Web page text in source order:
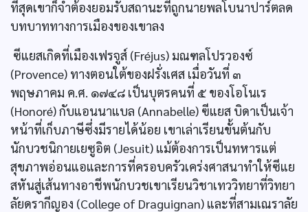
ที่สุดเขาก็จำต้องยอมรับสถานะที่ถูกนายพลโบนาปาร์ตลด
บทบาททางการเมืองของเขาลง
ซีแยสเกิดที่เมืองเฟรจูส์ (Fréjus) มณฑลโปรวองซ์
(Provence) ทางตอนใต้ของฝรั่งเศส เมื่อวันที่ ๓
พฤษภาคม ค.ศ. ๑๗๔๘ เป็นบุตรคนที่ ๕ ของโอโนเร
(Honoré) กับแอนนาแบล (Annabelle) ฃีแยส บิดาเป็นเจ้า
หน้าที่เก็บภาษีซึ่งมีรายได้น้อย เขาเล่าเรียนขั้นต้นกับ
นักบวชนิกายเยซูอิต (Jesuit) แม้ต้องการเป็นทหารแต่
สุขภาพอ่อนแอและการที่ครอบครัวเคร่งศาสนาทำให้ซีแย
สหันสู่เส้นทางอาชีพนักบวชเขาเรียนวิชาเทววิทยาที่วิทยา
ลัยดรากีญอง (College of Draguignan) และที่สามเณราลัย